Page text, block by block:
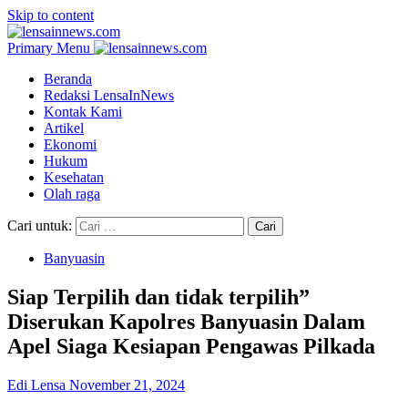
Skip to content
Primary Menu
Beranda
Redaksi LensaInNews
Kontak Kami
Artikel
Ekonomi
Hukum
Kesehatan
Olah raga
Cari untuk:
Banyuasin
Siap Terpilih dan tidak terpilih”
Diserukan Kapolres Banyuasin Dalam
Apel Siaga Kesiapan Pengawas Pilkada
Edi Lensa November 21, 2024